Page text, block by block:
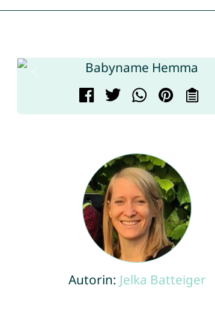
Autorin: Jelka Batteiger